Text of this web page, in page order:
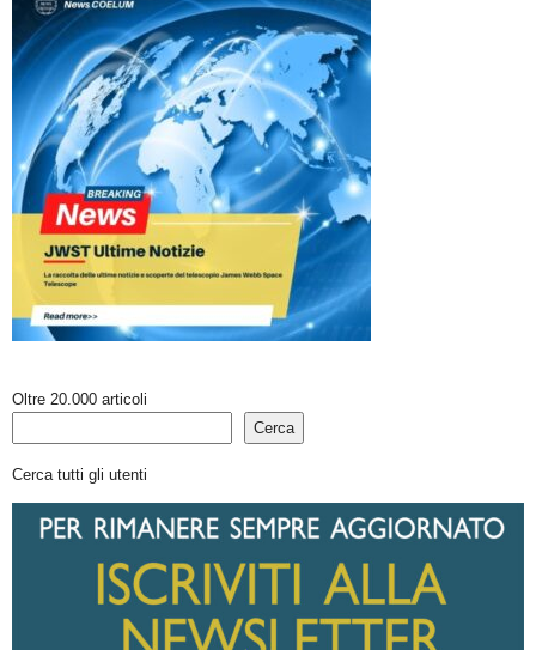
Oltre 20.000 articoli
Cerca
Cerca tutti gli utenti